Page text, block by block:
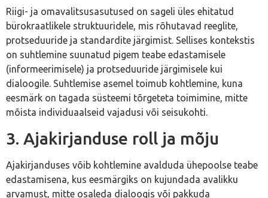
Riigi- ja omavalitsusasutused on sageli üles ehitatud
bürokraatlikele struktuuridele, mis rõhutavad reeglite,
protseduuride ja standardite järgimist. Sellises kontekstis
on suhtlemine suunatud pigem teabe edastamisele
(informeerimisele) ja protseduuride järgimisele kui
dialoogile. Suhtlemise asemel toimub kohtlemine, kuna
eesmärk on tagada süsteemi tõrgeteta toimimine, mitte
mõista individuaalseid vajadusi või seisukohti.
3. Ajakirjanduse roll ja mõju
Ajakirjanduses võib kohtlemine avalduda ühepoolse teabe
edastamisena, kus eesmärgiks on kujundada avalikku
arvamust, mitte osaleda dialoogis või pakkuda